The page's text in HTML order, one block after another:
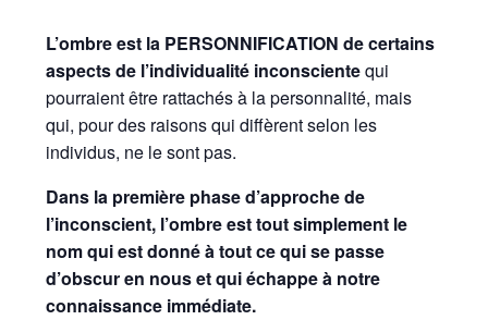
L’ombre est la PERSONNIFICATION de certains
aspects de l’individualité inconscientequi
pourraient être rattachés à la personnalité, mais
qui, pour des raisons qui diffèrent selon les
individus, ne le sont pas.
Dans la première phase d’approche de
l’inconscient, l’ombre est tout simplement le
nom qui est donné à tout ce qui se passe
d’obscur en nous et qui échappe à notre
connaissance immédiate.